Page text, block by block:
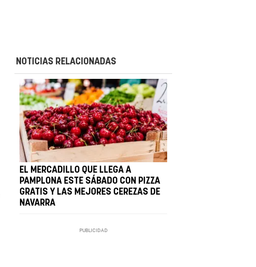
NOTICIAS RELACIONADAS
EL MERCADILLO QUE LLEGA A
PAMPLONA ESTE SÁBADO CON PIZZA
GRATIS Y LAS MEJORES CEREZAS DE
NAVARRA